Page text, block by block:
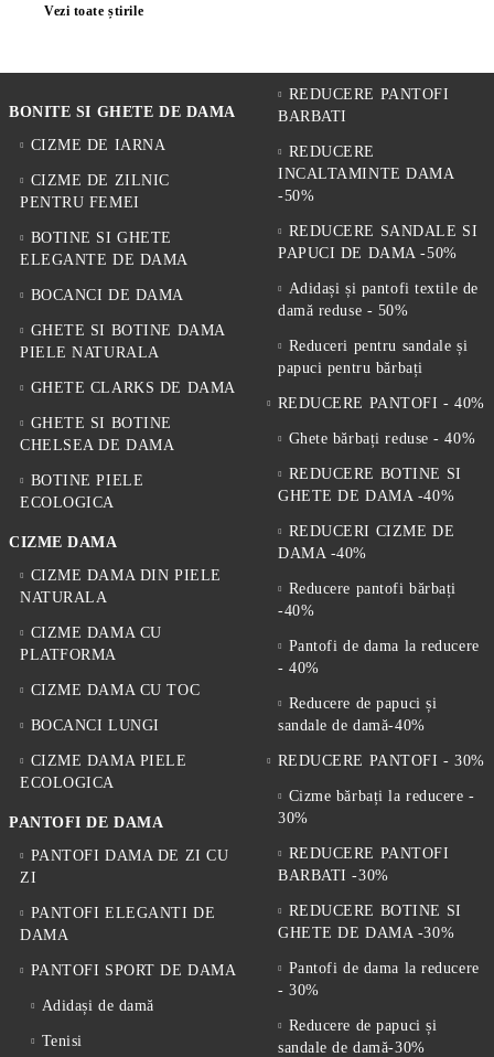
Vezi toate știrile
BONITE SI GHETE DE DAMA
CIZME DE IARNA
CIZME DE ZILNIC
PENTRU FEMEI
BOTINE SI GHETE
ELEGANTE DE DAMA
BOCANCI DE DAMA
GHETE SI BOTINE DAMA
PIELE NATURALA
GHETE CLARKS DE DAMA
GHETE SI BOTINE
CHELSEA DE DAMA
BOTINE PIELE
ECOLOGICA
CIZME DAMA
CIZME DAMA DIN PIELE
NATURALA
CIZME DAMA CU
PLATFORMA
CIZME DAMA CU TOC
BOCANCI LUNGI
CIZME DAMA PIELE
ECOLOGICA
PANTOFI DE DAMA
PANTOFI DAMA DE ZI CU
ZI
PANTOFI ELEGANTI DE
DAMA
PANTOFI SPORT DE DAMA
Adidași de damă
Tenisi
REDUCERE PANTOFI
BARBATI
REDUCERE
INCALTAMINTE DAMA
-50%
REDUCERE SANDALE SI
PAPUCI DE DAMA -50%
Adidași și pantofi textile de
damă reduse - 50%
Reduceri pentru sandale și
papuci pentru bărbați
REDUCERE PANTOFI - 40%
Ghete bărbați reduse - 40%
REDUCERE BOTINE SI
GHETE DE DAMA -40%
REDUCERI CIZME DE
DAMA -40%
Reducere pantofi bărbați
-40%
Pantofi de dama la reducere
- 40%
Reducere de papuci și
sandale de damă-40%
REDUCERE PANTOFI - 30%
Cizme bărbați la reducere -
30%
REDUCERE PANTOFI
BARBATI -30%
REDUCERE BOTINE SI
GHETE DE DAMA -30%
Pantofi de dama la reducere
- 30%
Reducere de papuci și
sandale de damă-30%